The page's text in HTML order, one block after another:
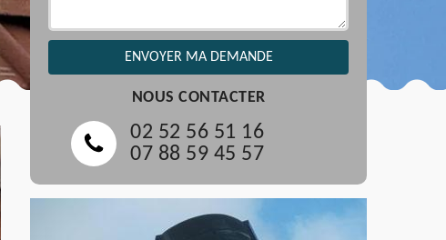
NOUS CONTACTER
02 52 56 51 16
07 88 59 45 57